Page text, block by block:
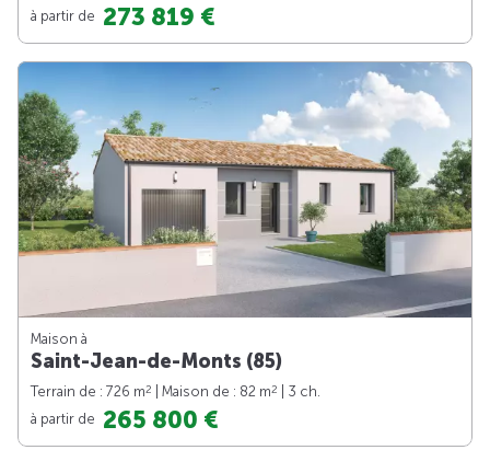
à partir de 273 819 €
Maison à
Saint-Jean-de-Monts (85)
Terrain de : 726 m2 | Maison de : 82 m2
| 3 ch.
à partir de 265 800 €